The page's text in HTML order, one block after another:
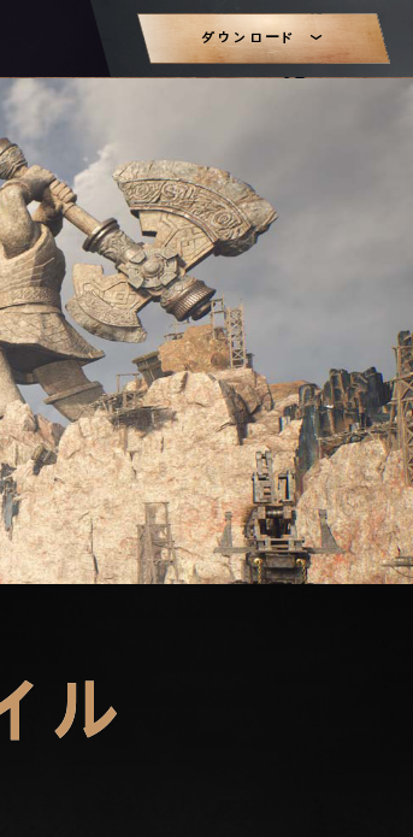
ダウンロード
ル